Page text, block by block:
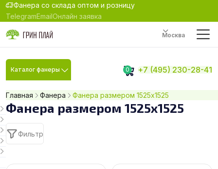
Фанера со склада оптом и розницу
TelegramEmailОнлайн заявка
Москва
Каталог фанеры 0 +7 (495) 230-28-41
Главная Фанера Фанера размером 1525х1525
Фанера размером 1525х1525
Фильтр